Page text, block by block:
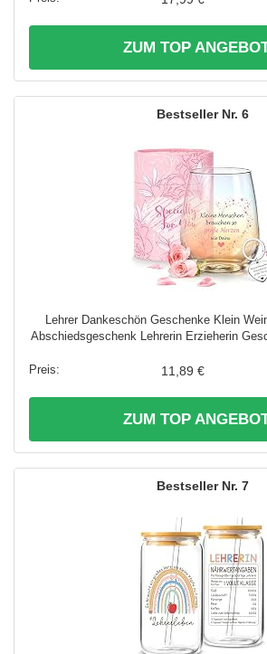
ZUM TOP
6
Lehrer Dankeschön Geschenke Klein
Abschiedsgeschenk Lehrerin Erzieherin
11,89 €
ZUM TOP
7